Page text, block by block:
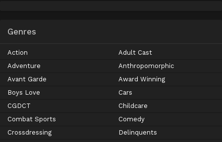
Genres
Action
Adult Cast
Adventure
Anthropomorphic
Avant Garde
Award Winning
Boys Love
Cars
CGDCT
Childcare
Combat Sports
Comedy
Crossdressing
Delinquents